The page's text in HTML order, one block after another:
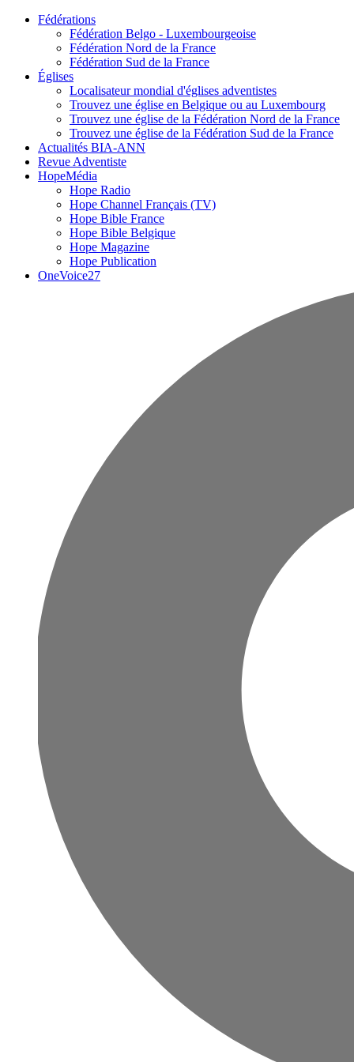
Fédérations
Fédération Belgo - Luxembourgeoise
Fédération Nord de la France
Fédération Sud de la France
Églises
Localisateur mondial d'églises adventistes
Trouvez une église en Belgique ou au Luxembourg
Trouvez une église de la Fédération Nord de la France
Trouvez une église de la Fédération Sud de la France
Actualités BIA-ANN
Revue Adventiste
HopeMédia
Hope Radio
Hope Channel Français (TV)
Hope Bible France
Hope Bible Belgique
Hope Magazine
Hope Publication
OneVoice27